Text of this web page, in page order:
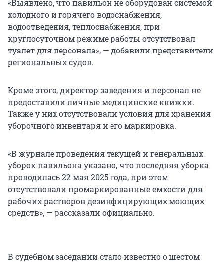
«Выявлено, что павильон не оборудован системой
холодного и горячего водоснабжения,
водоотведения, теплоснабжения, при
круглосуточном режиме работы отсутствовал
туалет для персонала», — добавили представители
региональных судов.
Кроме этого, директор заведения и персонал не
предоставили личные медицинские книжки.
Также у них отсутствовали условия для хранения
уборочного инвентаря и его маркировка.
«В журнале проведения текущей и генеральных
уборок павильона указано, что последняя уборка
проводилась 22 мая 2025 года, при этом
отсутствовали промаркированные емкости для
рабочих растворов дезинфицирующих моющих
средств», — рассказали официально.
В судебном заседании стало известно о шестом